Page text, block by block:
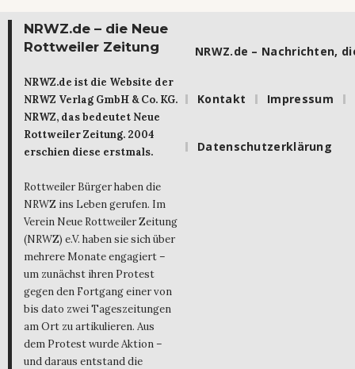
NRWZ.de – die Neue
Rottweiler Zeitung
NRWZ.de ist die Website der
NRWZ Verlag GmbH & Co. KG.
NRWZ, das bedeutet Neue
Rottweiler Zeitung. 2004
erschien diese erstmals.
Rottweiler Bürger haben die
NRWZ ins Leben gerufen. Im
Verein Neue Rottweiler Zeitung
(NRWZ) e.V. haben sie sich über
mehrere Monate engagiert –
um zunächst ihren Protest
gegen den Fortgang einer von
bis dato zwei Tageszeitungen
am Ort zu artikulieren. Aus
dem Protest wurde Aktion –
und daraus entstand die
NRWZ.de – Nachrichten,
Kontakt Impressum
Datenschutzerklärung